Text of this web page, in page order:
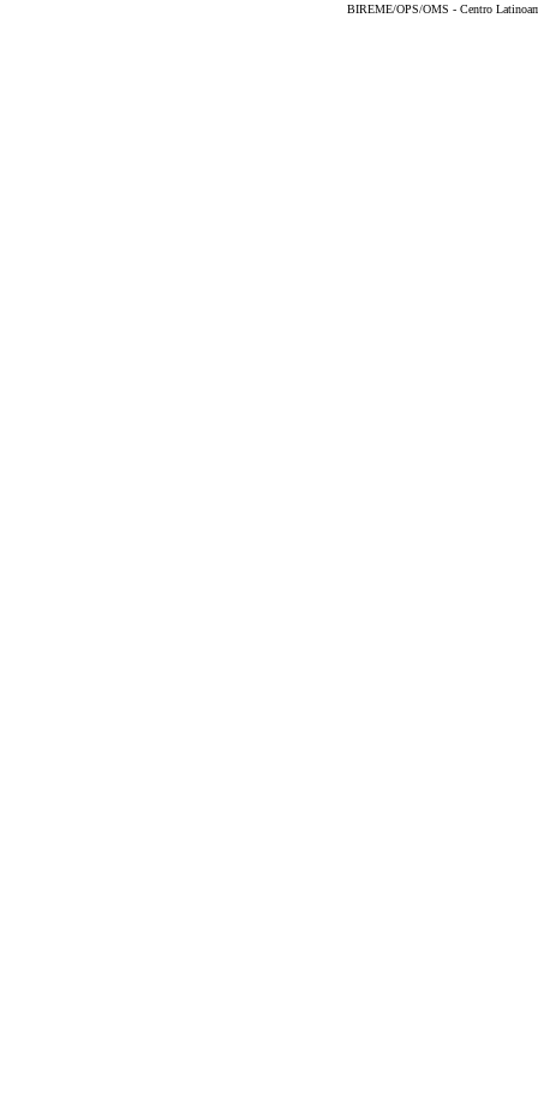
BIREME/OPS/OMS - Centro